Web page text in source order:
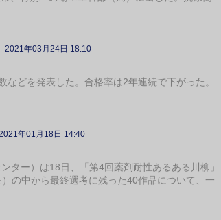
2021年03月24日 18:10
どを発表した。合格率は2年連続で下がった。
年01月18日 14:40
ー）は18日、「第4回薬剤耐性あるある川柳」
の中から最終選考に残った40作品について、一